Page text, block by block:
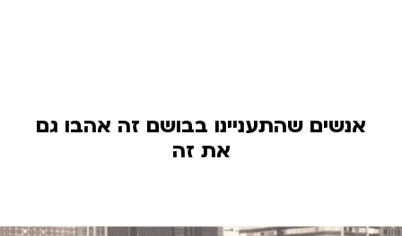
אנשים שהתעניינו בבושם זה אהבו גם
את זה